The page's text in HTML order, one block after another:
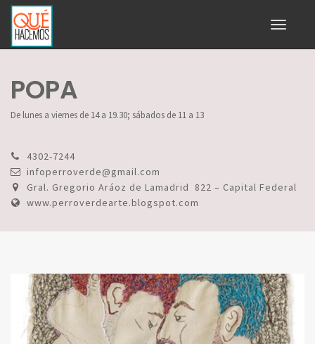
Toggle
POPA
De lunes a viernes de 14 a 19.30; sábados de 11 a 13
4302-7244
infoperroverde@gmail.com
Gral. Gregorio Aráoz de Lamadrid 822 – Capital Federal
www.perroverdearte.blogspot.com